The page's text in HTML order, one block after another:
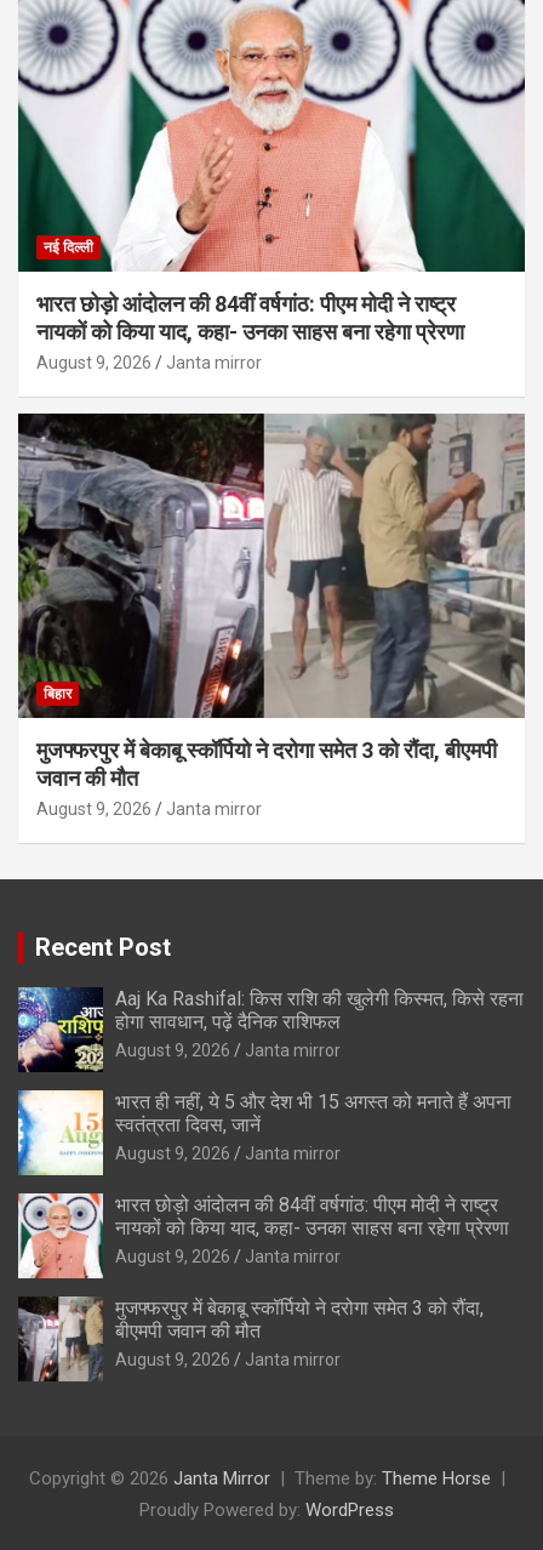
नई दिल्ली
भारत छोड़ो आंदोलन की 84वीं वर्षगांठ: पीएम मोदी ने राष्ट्र
नायकों को किया याद, कहा- उनका साहस बना रहेगा प्रेरणा
August 9, 2026 Janta mirror
बिहार
मुजफ्फरपुर में बेकाबू स्कॉर्पियो ने दरोगा समेत 3 को रौंदा, बीएमपी
जवान की मौत
August 9, 2026 Janta mirror
Recent Post
Aaj Ka Rashifal: किस राशि की खुलेगी किस्मत, किसे रहना
होगा सावधान, पढ़ें दैनिक राशिफल
August 9, 2026 Janta mirror
भारत ही नहीं, ये 5 और देश भी 15 अगस्त को मनाते हैं अपना
स्वतंत्रता दिवस, जानें
August 9, 2026 Janta mirror
भारत छोड़ो आंदोलन की 84वीं वर्षगांठ: पीएम मोदी ने राष्ट्र
नायकों को किया याद, कहा- उनका साहस बना रहेगा प्रेरणा
August 9, 2026 Janta mirror
मुजफ्फरपुर में बेकाबू स्कॉर्पियो ने दरोगा समेत 3 को रौंदा,
बीएमपी जवान की मौत
August 9, 2026 Janta mirror
Copyright © 2026 Janta Mirror Theme by: Theme Horse
Proudly Powered by: WordPress